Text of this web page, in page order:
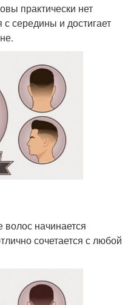
практически нет
середины и достигает
волос начинается
сочетается с любой